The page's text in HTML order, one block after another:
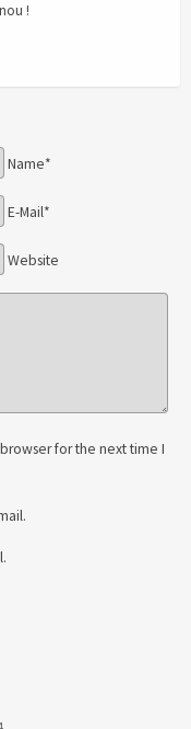
!
Name*
E-Mail*
Website
for the next time I